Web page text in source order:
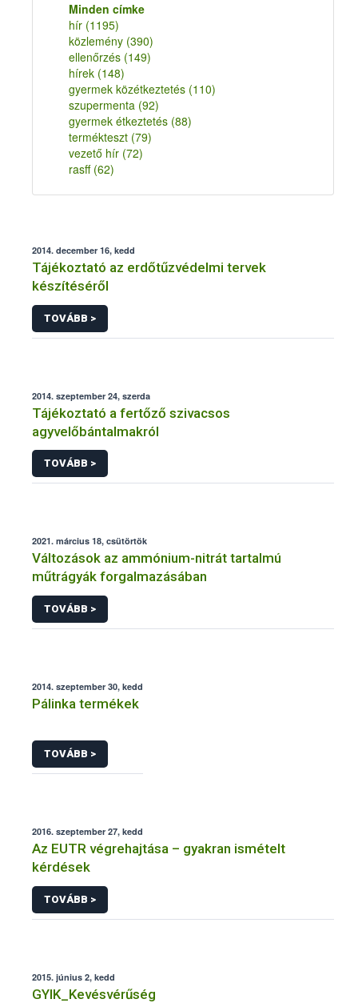
Minden címke
hír (1195)
közlemény (390)
ellenőrzés (149)
hírek (148)
gyermek közétkeztetés (110)
szupermenta (92)
gyermek étkeztetés (88)
termékteszt (79)
vezető hír (72)
rasff (62)
2014. december 16, kedd
Tájékoztató az erdőtűzvédelmi tervek
készítéséről
TOVÁBB >
2014. szeptember 24, szerda
Tájékoztató a fertőző szivacsos
agyvelőbántalmakról
TOVÁBB >
2021. március 18, csütörtök
Változások az ammónium-nitrát tartalmú
műtrágyák forgalmazásában
TOVÁBB >
2014. szeptember 30, kedd
Pálinka termékek
TOVÁBB >
2016. szeptember 27, kedd
Az EUTR végrehajtása – gyakran ismételt
kérdések
TOVÁBB >
2015. június 2, kedd
GYIK_Kevésvérűség